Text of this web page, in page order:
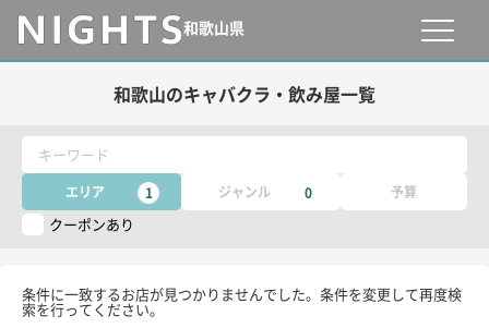
和歌山県
和歌山のキャバクラ・飲み屋一覧
キーワード
エリア 1 ジャンル 0 予算
クーポンあり
条件に一致するお店が見つかりませんでした。条件を変更して再度検
索を行ってください。